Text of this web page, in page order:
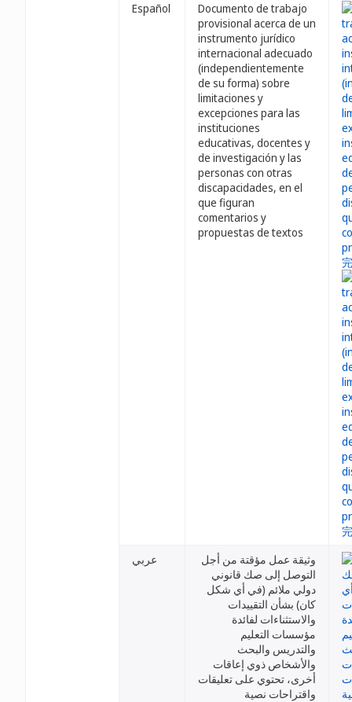
Español
Documento de trabajo
provisional acerca de un
instrumento jurídico
internacional adecuado
(independientemente
de su forma) sobre
limitaciones y
excepciones para las
instituciones
educativas, docentes y
de investigación y las
personas con otras
discapacidades, en el
que figuran
comentarios y
propuestas de textos
عربي
وثيقة عمل مؤقتة من أجل
التوصل إلى صك قانوني
دولي ملائم (في أي شكل
كان) بشأن التقييدات
والاستثناءات لفائدة
مؤسسات التعليم
والتدريس والبحث
والأشخاص ذوي إعاقات
أخرى، تحتوي على تعليقات
واقتراحات نصية